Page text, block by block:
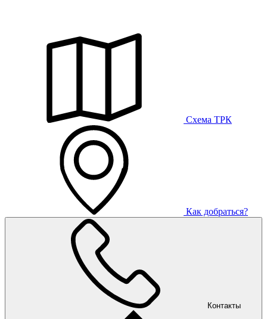
Схема ТРК
Как добраться?
Контакты